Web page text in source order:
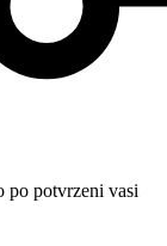
po potvrzeni vasi